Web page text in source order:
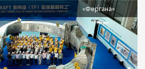
«Фергана»